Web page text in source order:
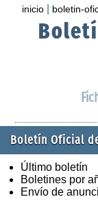
inicio boletin-
Boletín Oficial
Último boletín
Boletines por
Envío de